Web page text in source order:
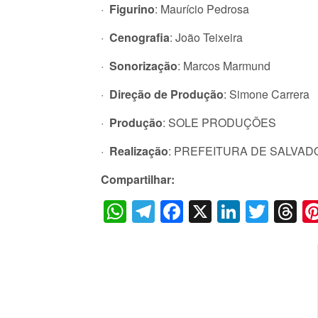
· Figurino: Maurício Pedrosa
· Cenografia: João Teixeira
· Sonorização: Marcos Marmund
· Direção de Produção: Simone Carrera
· Produção: SOLE PRODUÇÕES
· Realização: PREFEITURA DE
Compartilhar:
WhatsApp
Telegram
Facebook
X